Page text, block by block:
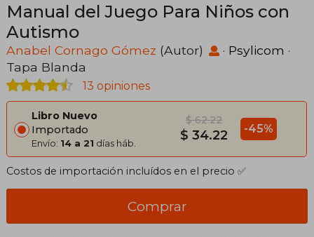
Manual del Juego Para Niños con
Autismo
Anabel Cornago Gómez (Autor) · Psylicom ·
Tapa Blanda
13 opiniones
Libro Nuevo
Importado
Envío: 14 a 21 días háb.
$ 62.22
$ 34.22 -45%
Costos de importación incluídos en el precio ✅
Comprar